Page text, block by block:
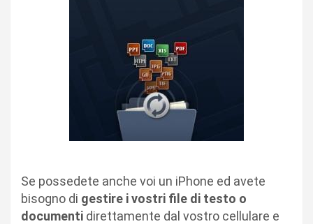
Se possedete anche voi un iPhone ed avete
bisogno di gestire i vostri file di testo o
documenti direttamente dal vostro cellulare e